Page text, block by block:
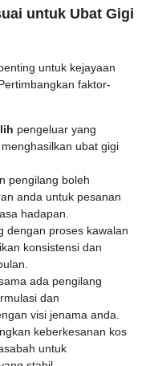
untuk Ubat Gigi
untuk kejayaan
faktor-
pengeluar yang
ubat gigi
pengilang boleh
anda untuk pesanan
hadapan.
dengan proses kawalan
konsistensi dan
ada pengilang
dan
visi jenama anda.
keberkesanan kos
untuk